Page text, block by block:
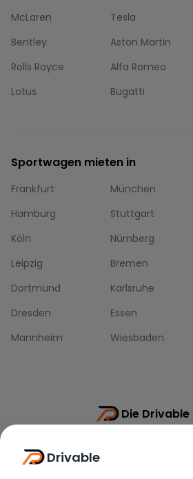
McLaren
Tesla
Bentley
Aston Martin
Rolls Royce
Alfa Romeo
Lotus
Bugatti
Sportwagen mieten in
Frankfurt München
Hamburg
Stuttgart
Köln
Nürnberg
Leipzig
Bremen
Dortmund
Karlsruhe
Dresden
Essen
Mannheim
Wiesbaden
Die Drivable
Drivable